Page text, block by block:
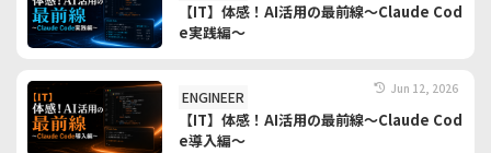
【IT】体感！AI活用の最前線～Claude Cod
e実践編～
Jun 12, 2026
ENGINEER
【IT】体感！AI活用の最前線～Claude Cod
e導入編～